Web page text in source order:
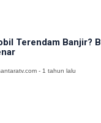
Terendam Banjir?
- 1 tahun lalu